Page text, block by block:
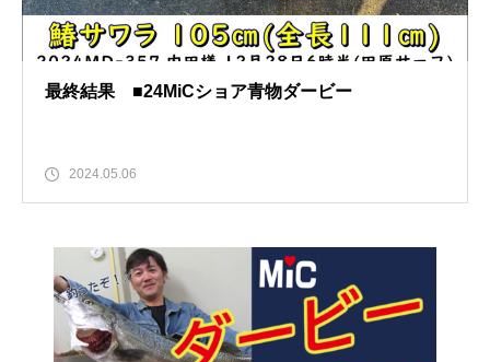
最終結果 ■24MiCショア青物ダービー
2024.05.06